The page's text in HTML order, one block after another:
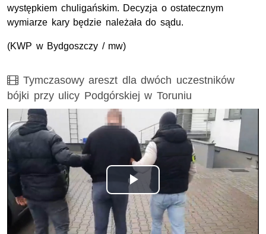
występkiem chuligańskim. Decyzja o ostatecznym
wymiarze kary będzie należała do sądu.
(KWP w Bydgoszczy / mw)
Film
Tymczasowy areszt dla dwóch uczestników
bójki przy ulicy Podgórskiej w Toruniu
Odtwórz
wideo